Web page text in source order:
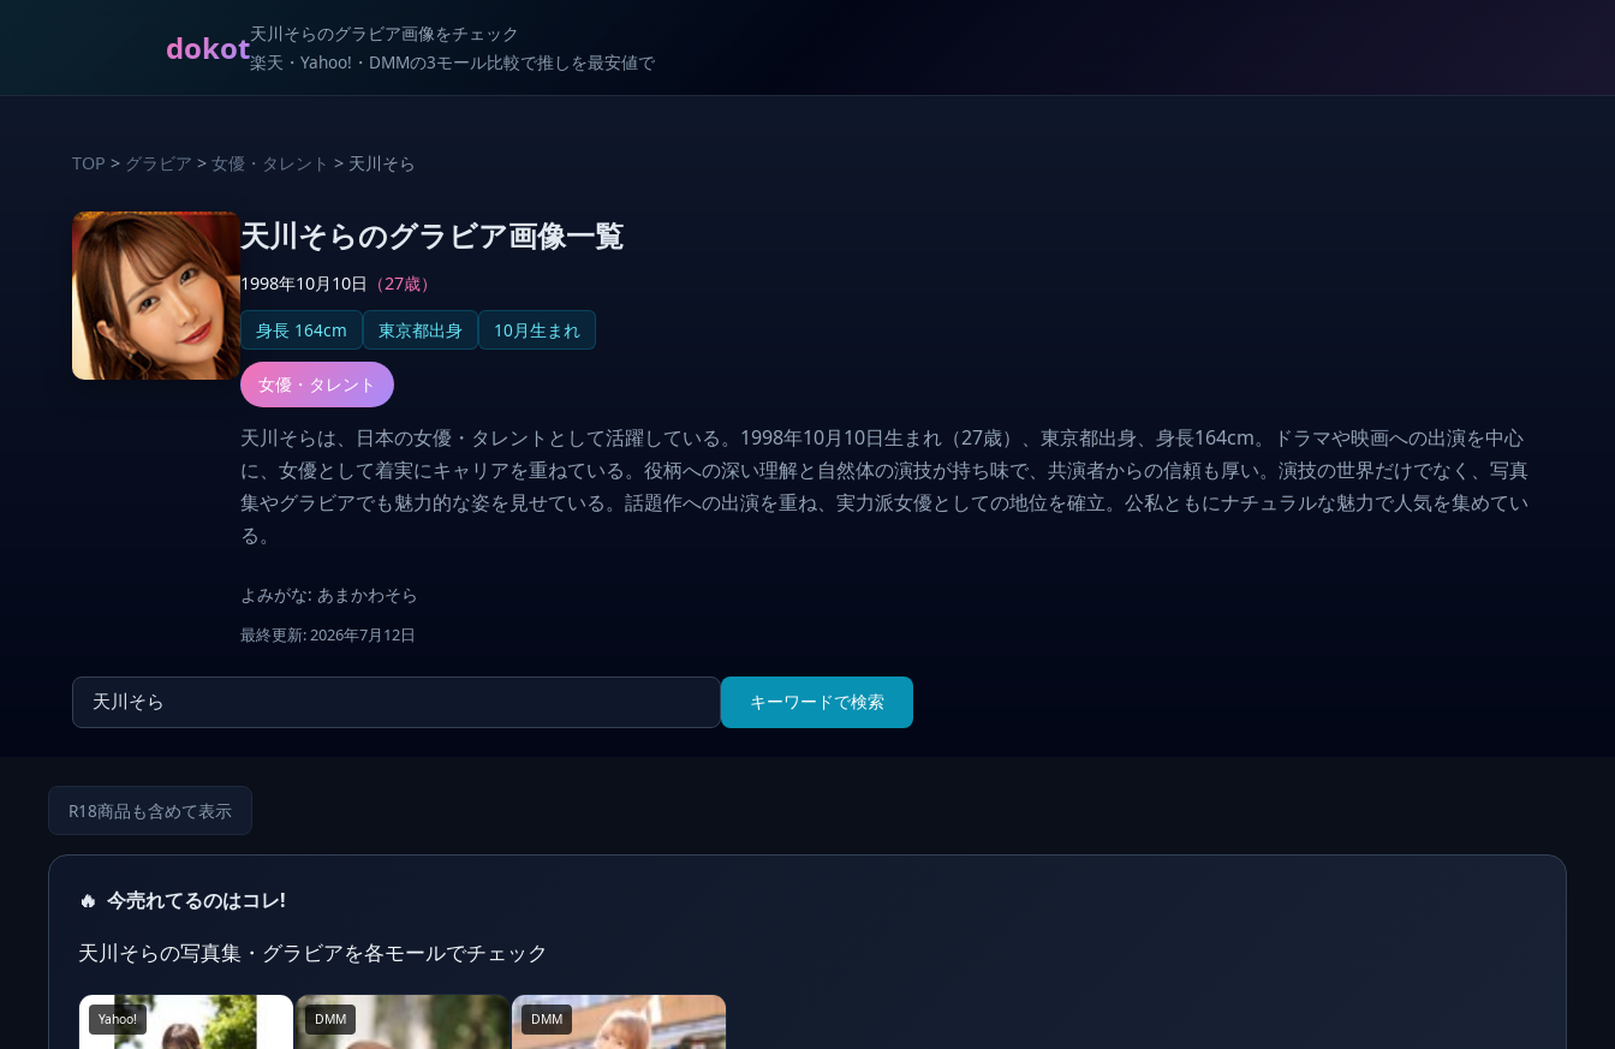
dokot天川そらのグラビア画像をチェック
楽天・Yahoo!・DMMの3モール比較で推しを最安値で
TOP > グラビア > 女優・タレント > 天川そら
天川そらのグラビア画像一覧
1998年10月10日 （27歳）
身長 164cm 東京都出身 10月生まれ
女優・タレント
天川そらは、日本の女優・タレントとして活躍している。1998年10月10日生まれ（27歳）、東京都出身、身長164cm。ドラマや映画への出演を中心
に、女優として着実にキャリアを重ねている。役柄への深い理解と自然体の演技が持ち味で、共演者からの信頼も厚い。演技の世界だけでなく、写真
集やグラビアでも魅力的な姿を見せている。話題作への出演を重ね、実力派女優としての地位を確立。公私ともにナチュラルな魅力で人気を集めてい
る。
よみがな: あまかわそら
最終更新: 2026年7月12日
キーワードで検索
R18商品も含めて表示
🔥 今売れてるのはコレ!
天川そらの写真集・グラビアを各モールでチェック
Yahoo! DMM DMM